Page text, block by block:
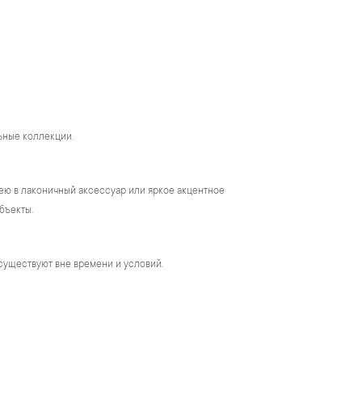
коллекции.
в лаконичный аксессуар или яркое акцентное
вне времени и условий.